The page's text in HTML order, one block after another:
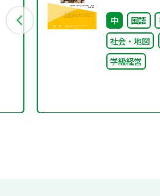
不確実な時
小津中の実
たり前”を
ルメイキン
中 国語
社会・地図
学級経営